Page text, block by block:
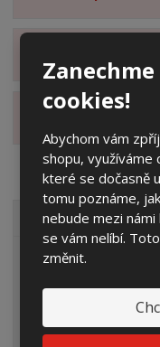
cookies!
Abychom vám
shopu, využíváme
které se dočasně
tomu poznáme,
nebude mezi
se vám nelíbí.
změnit.
VŠECHNY KATEGORIE
Elektroměrové
Prázdné skříně
Rozpojovací jistící